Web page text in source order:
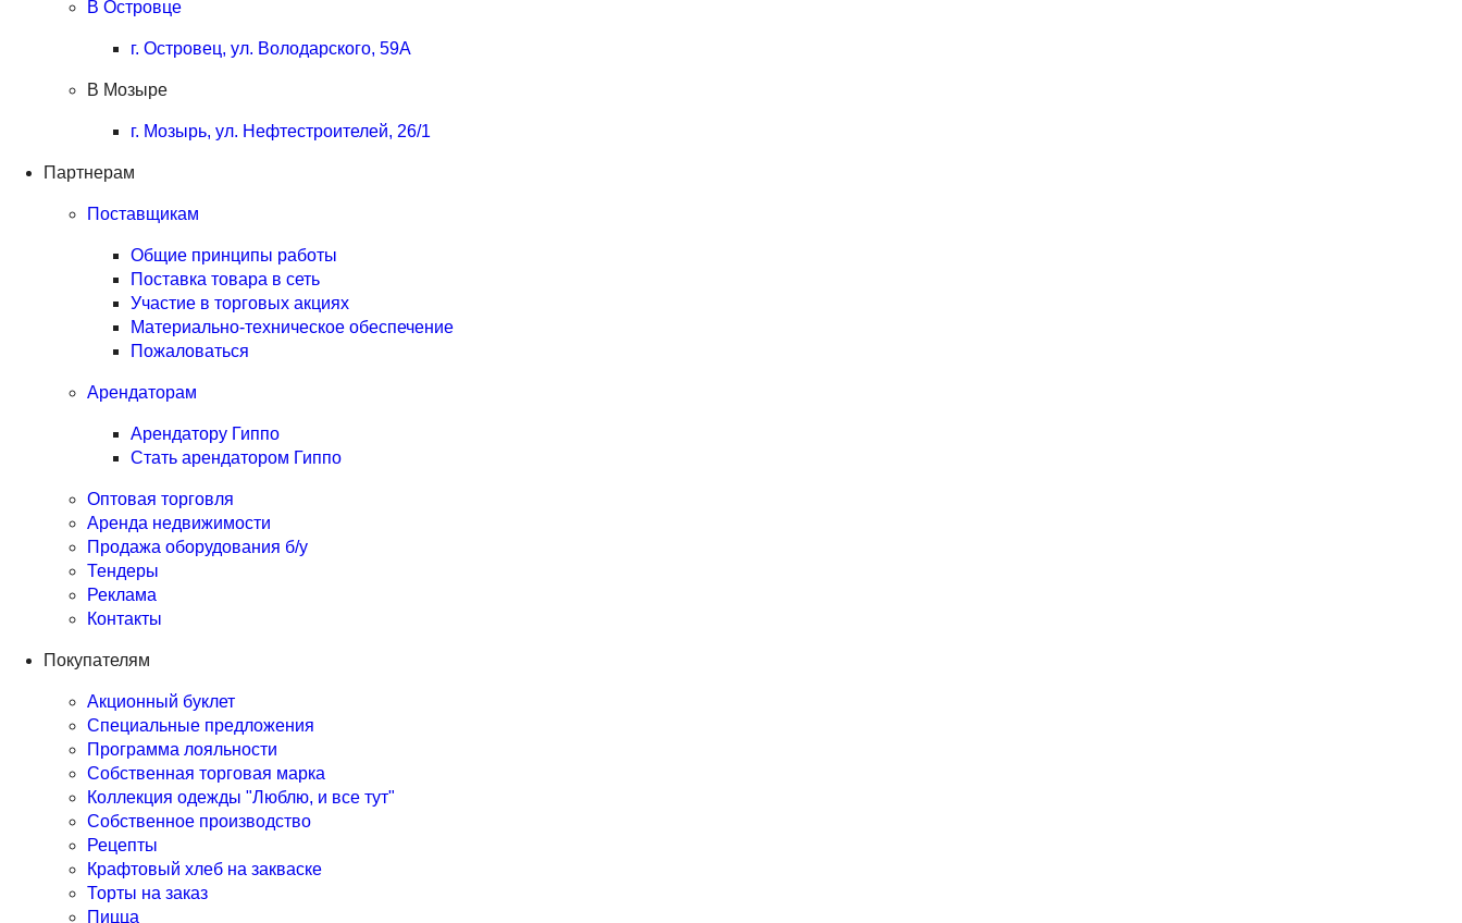
В Островце
г. Островец, ул. Володарского, 59А
В Мозыре
г. Мозырь, ул. Нефтестроителей, 26/1
Партнерам
Поставщикам
Общие принципы работы
Поставка товара в сеть
Участие в торговых акциях
Материально-техническое обеспечение
Пожаловаться
Арендаторам
Арендатору Гиппо
Стать арендатором Гиппо
Оптовая торговля
Аренда недвижимости
Продажа оборудования б/у
Тендеры
Реклама
Контакты
Покупателям
Акционный буклет
Специальные предложения
Программа лояльности
Собственная торговая марка
Коллекция одежды "Люблю, и все тут"
Собственное производство
Рецепты
Крафтовый хлеб на закваске
Торты на заказ
Пицца